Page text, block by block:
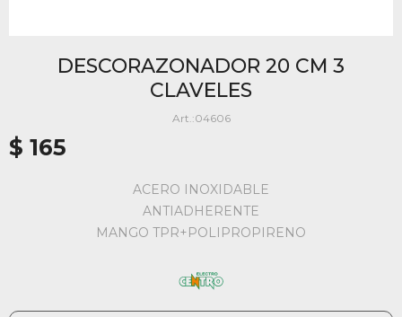
DESCORAZONADOR 20 CM 3
CLAVELES
04606
$ 165
ACERO INOXIDABLE
ANTIADHERENTE
MANGO TPR+POLIPROPIRENO